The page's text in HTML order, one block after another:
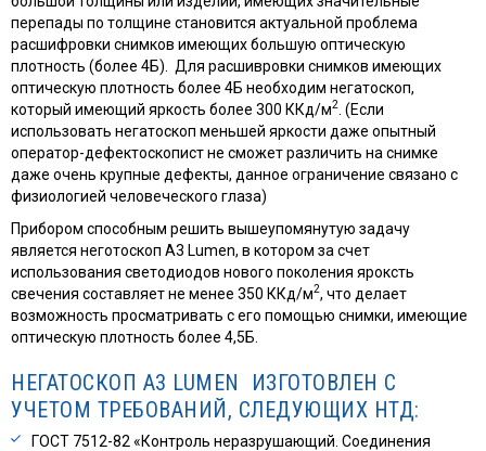
перепады по толщине становится актуальной проблема
расшифровки снимков имеющих большую оптическую
плотность (более 4Б). Для расшивровки снимков имеющих
оптическую плотность более 4Б необходим негатоскоп,
который имеющий яркость более 300 ККд/м2 . (Если
использовать негатоскоп меньшей яркости даже опытный
оператор-дефектоскопист не сможет различить на снимке
даже очень крупные дефекты, данное ограничение связано с
физиологией человеческого глаза)
Прибором способным решить вышеупомянутую задачу
является неготоскоп А3 Lumen, в котором за счет
использования светодиодов нового поколения яроксть
свечения составляет не менее 350 ККд/м2, что делает
возможность просматривать с его помощью снимки, имеющие
оптическую плотность более 4,5Б.
НЕГАТОСКОП А3 LUMEN ИЗГОТОВЛЕН С
УЧЕТОМ ТРЕБОВАНИЙ, СЛЕДУЮЩИХ НТД:
ГОСТ 7512-82 «Контроль неразрушающий. Соединения